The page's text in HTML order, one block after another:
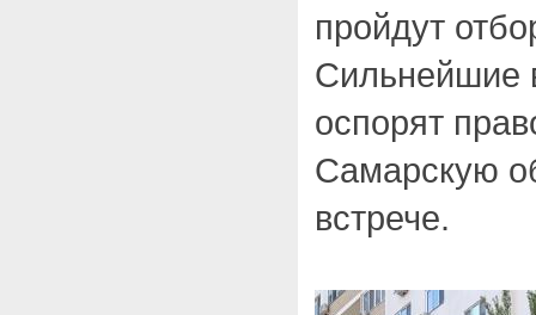
пройдут
Сильнейшие
оспорят
Самарскую
встрече.